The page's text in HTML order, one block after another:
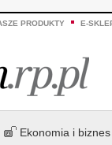
PRODUKTY E-
Ekonomia i biznes